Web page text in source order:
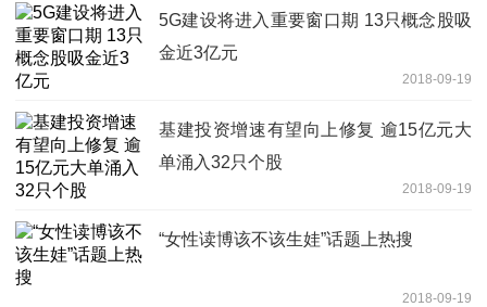
5G建设将进入重要窗口期 13只概念股吸
金近3亿元
2018-09-19
基建投资增速有望向上修复 逾15亿元大
单涌入32只个股
2018-09-19
“女性读博该不该生娃”话题上热搜
2018-09-19